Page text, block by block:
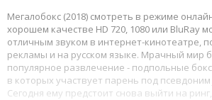
Мегалобокс (2018) смотреть в режиме
хорошем качестве HD 720, 1080 или BluRay
отличным звуком в интернет-кинотеатре,
рекламы и на русском языке. Мрачный мир
популярное развлечение - подпольные
в которых участвует парень под
Сегодня ему предстоит снова выйти на